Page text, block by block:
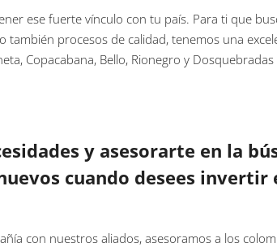
ese fuerte vínculo con tu país. Para ti que
también procesos de calidad, tenemos una
Copacabana, Bello, Rionegro y
y asesorarte en la
cuando desees invertir
con nuestros aliados, asesoramos a los